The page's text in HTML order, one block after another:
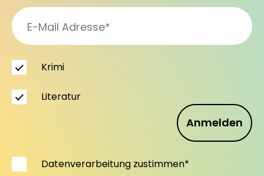
Anmelden
Krimi
Literatur
Datenverarbeitung zustimmen*